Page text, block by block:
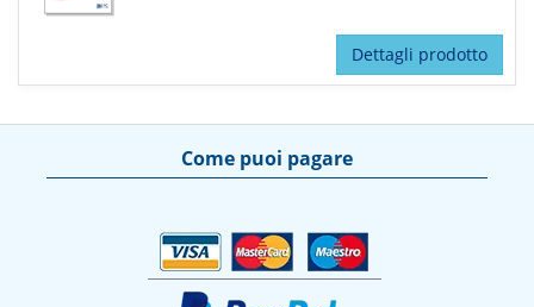
Dettagli prodotto
Come puoi pagare